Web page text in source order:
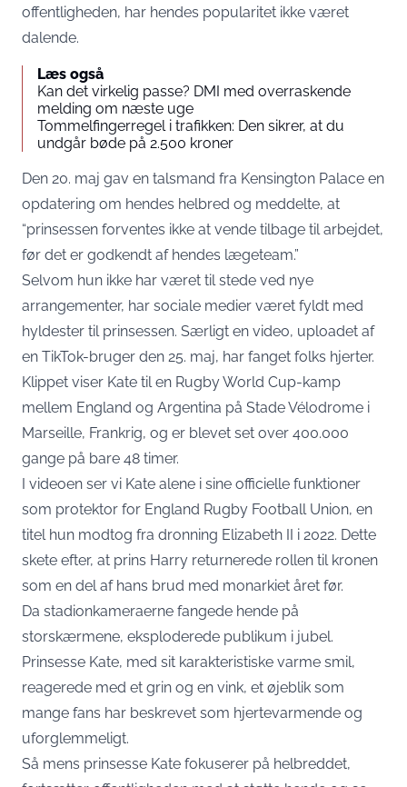
offentligheden, har hendes popularitet ikke været
dalende.
Læs også
Kan det virkelig passe? DMI med overraskende
melding om næste uge
Tommelfingerregel i trafikken: Den sikrer, at du
undgår bøde på 2.500 kroner
Den 20. maj gav en talsmand fra Kensington Palace en
opdatering om hendes helbred og meddelte, at
“prinsessen forventes ikke at vende tilbage til arbejdet,
før det er godkendt af hendes lægeteam.”
Selvom hun ikke har været til stede ved nye
arrangementer, har sociale medier været fyldt med
hyldester til prinsessen. Særligt en video, uploadet af
en TikTok-bruger den 25. maj, har fanget folks hjerter.
Klippet viser Kate til en Rugby World Cup-kamp
mellem England og Argentina på Stade Vélodrome i
Marseille, Frankrig, og er blevet set over 400.000
gange på bare 48 timer.
I videoen ser vi Kate alene i sine officielle funktioner
som protektor for England Rugby Football Union, en
titel hun modtog fra dronning Elizabeth II i 2022. Dette
skete efter, at prins Harry returnerede rollen til kronen
som en del af hans brud med monarkiet året før.
Da stadionkameraerne fangede hende på
storskærmene, eksploderede publikum i jubel.
Prinsesse Kate, med sit karakteristiske varme smil,
reagerede med et grin og en vink, et øjeblik som
mange fans har beskrevet som hjertevarmende og
uforglemmeligt.
Så mens prinsesse Kate fokuserer på helbreddet,